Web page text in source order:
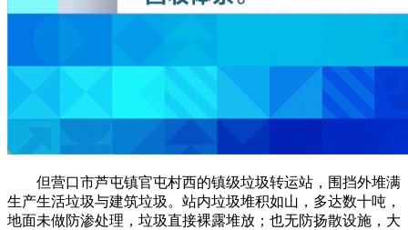
但营口市芦屯镇官屯村西的镇级垃圾转运站，围挡外堆满
生产生活垃圾与建筑垃圾。站内垃圾堆积如山，多达数十吨，
地面未做防渗处理，垃圾直接裸露堆放；也无防扬散设施，大